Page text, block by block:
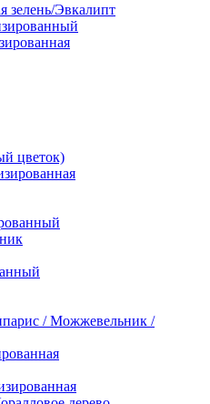
зелень/Эвкалипт
цветок)
/ Можжевельник /